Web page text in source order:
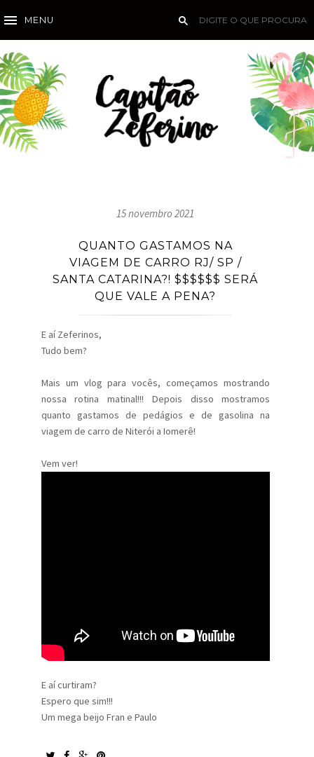
MENU
15 novembro 2021
QUANTO GASTAMOS NA
VIAGEM DE CARRO RJ/ SP /
SANTA CATARINA?! $$$$$$ SERÁ
QUE VALE A PENA?
E aí Zeferinos,
Tudo bem?
Mais um vlog para vocês, começamos mostrando
nossa rotina matinal!!! Depois disso mostramos
quanto gastamos de pedágios e de gasolina na
viagem de carro de Niterói a Iomerê!
Vem ver!
E aí curtiram?
Espero que sim!!!
Um mega beijo Fran e Paulo